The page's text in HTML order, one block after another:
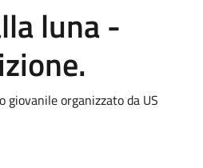
luna -
organizzato da US